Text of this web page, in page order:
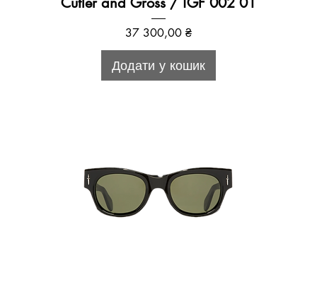
Ціна
37 300,00 ₴
Додати у кошик